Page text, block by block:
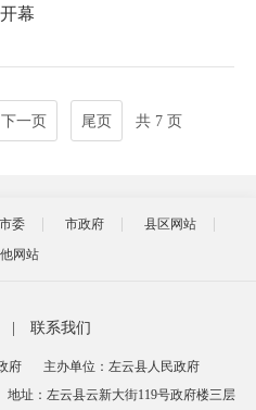
幕
下一页 尾页 共 7 页
市委 市政府
县区网站
网站
联系我们
府
主办单位：左云县人民政府
地址：左云县云新大街119号政府楼三层